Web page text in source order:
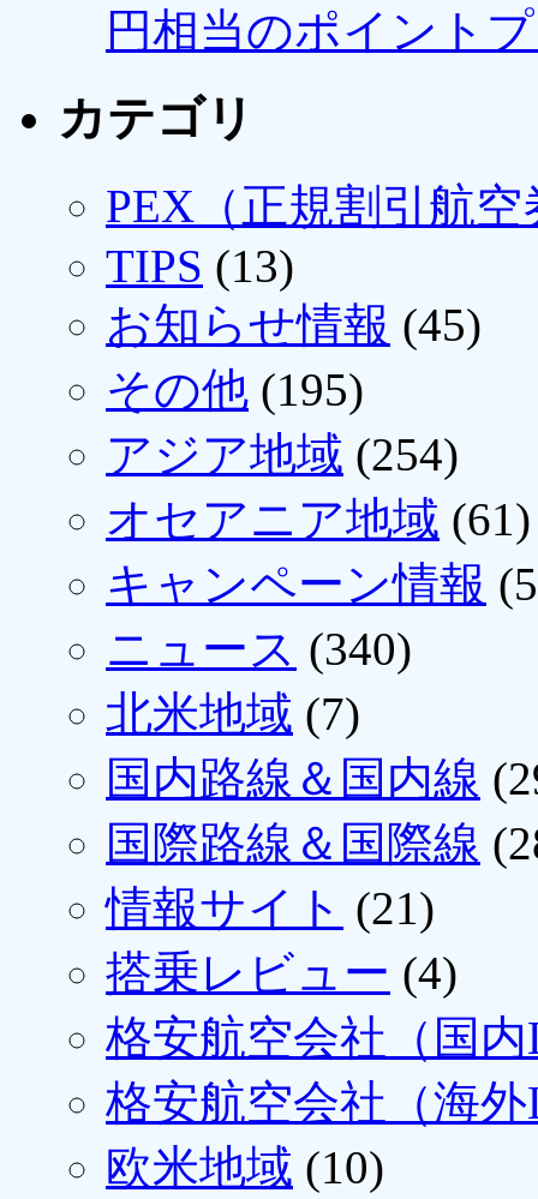
円相当のポイント
カテゴリ
PEX（正規割引航空
TIPS (13)
お知らせ情報 (45)
その他 (195)
アジア地域 (254)
オセアニア地域 (61)
キャンペーン情報
ニュース (340)
北米地域 (7)
国内路線＆国内線
国際路線＆国際線
情報サイト (21)
搭乗レビュー (4)
格安航空会社（国
格安航空会社（海
欧米地域 (10)